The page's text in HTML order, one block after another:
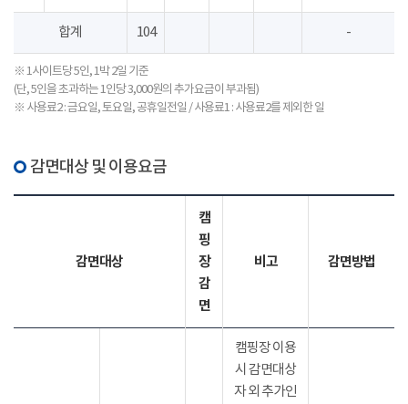
합계 104 -
※ 1사이트당 5인, 1박 2일 기준
(단, 5인을 초과하는 1인당 3,000원의 추가요금이 부과됨)
※ 사용료2 : 금요일, 토요일, 공휴일전일 / 사용료1 : 사용료2를 제외한 일
감면대상 및 이용요금
감면대상
캠
핑
장
감
면
비고 감면방법
캠핑장 이용
시 감면대상
자 외 추가인